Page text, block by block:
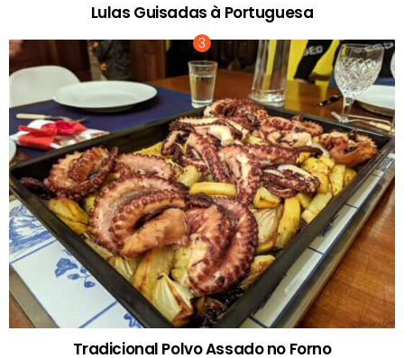
Lulas Guisadas à Portuguesa
Tradicional Polvo Assado no Forno